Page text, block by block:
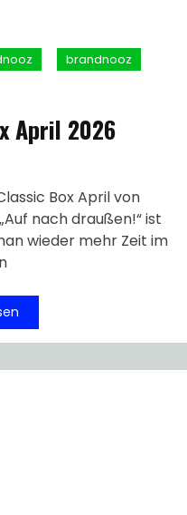
brandnooz
April 2026
Box April von
nach draußen!“ ist
wieder mehr Zeit im